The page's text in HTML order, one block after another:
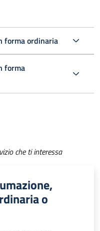
forma ordinaria
forma
che ti interessa
o